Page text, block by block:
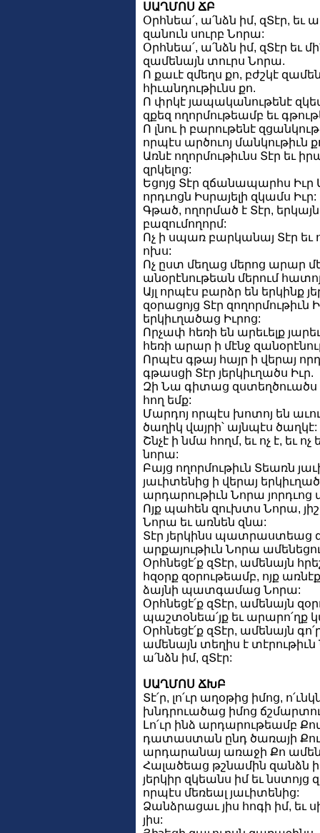
ՍԱՂՄՈՍ ՃԲ
Օրհնեա՛, ա՛նձն իմ, զՏէր, եւ
զանուն սուրբ Նորա:
Օրհնեա՛, ա՛նձն իմ, զՏէր եւ
զամենայն տուրս Նորա.
Ո քաւէ զմեղս քո, բժշկէ
հիւանդութիւնս քո.
Ո փրկէ յապականութենէ
զքեզ ողորմութեամբ եւ
Ո լնու ի բարութենէ
որպէս արծուոյ մանկութիւն
Առնէ ողորմութիւնս Տէր եւ
զրկելոց:
Եցոյց Տէր զճանապարհս Իւր
որդւոցն Իսրայելի զկամս Իւր:
Գթած, ողորմած է Տէր,
բազումողորմ:
Ոչ ի սպառ բարկանայ Տէր եւ
ոխս:
Ոչ ըստ մեղաց մերոց արար
անօրէնութեան մերում
Այլ որպէս բարձր են երկինք
զօրացոյց Տէր զողորմութիւն
երկիւղածաց Իւրոց:
Որչափ հեռի են արեւելք
հեռի արար ի մէնջ
Որպէս գթայ հայր ի վերայ
գթասցի Տէր յերկիւղածս Իւր.
Զի Նա գիտաց զստեղծուածս
հող եմք:
Մարդոյ որպէս խոտոյ են
ծաղիկ վայրի՝ այնպէս ծաղկէ:
Շնչէ ի նմա հողմ, եւ ոչ է, եւ
նորա:
Բայց ողորմութիւն Տեառն
յաւիտենից ի վերայ
արդարութիւն Նորա յորդւոց
Ոյք պահեն զուխտս Նորա,
Նորա եւ առնեն զնա:
Տէր յերկինս պատրաստեաց
արքայութիւն Նորա
Օրհնեցէ՛ք զՏէր, ամենայն
հզօրք զօրութեամբ, ոյք
ձայնի պատգամաց Նորա:
Օրհնեցէ՛ք զՏէր, ամենայն
պաշտօնեա՛յք եւ արարո՛ղք
Օրհնեցէ՛ք զՏէր, ամենայն
ամենայն տեղիս է
ա՛նձն իմ, զՏէր:
ՍԱՂՄՈՍ ՃԽԲ
Տէ՛ր, լո՛ւր աղօթից իմոց,
խնդրուածաց իմոց
Լո՛ւր ինձ արդարութեամբ
դատաստան ընդ ծառայի
արդարանայ առաջի Քո
Հալածեաց թշնամին զանձն
յերկիր զկեանս իմ եւ
որպէս մեռեալ յաւիտենից:
Ձանձրացաւ յիս հոգի իմ, եւ
յիս: